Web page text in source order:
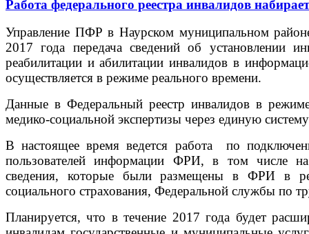
Работа федерального реестра инвалидов
Управление ПФР в Наурском муниципальном
2017 года передача сведений об установлении
реабилитации и абилитации инвалидов в
осуществляется в режиме реального времени.
Данные в Федеральный реестр инвалидов в
медико-социальной экспертизы через единую
В настоящее время ведется работа по
пользователей информации ФРИ, в том числе
сведения, которые были размещены в ФРИ в
социального страхования, Федеральной службы по
Планируется, что в течение 2017 года будет